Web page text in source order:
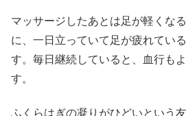
マッサージしたあとは足が軽くな
に、一日立っていて足が疲れてい
す。毎日継続していると、血行も
す。
ふくらはぎの凝りがひどいという